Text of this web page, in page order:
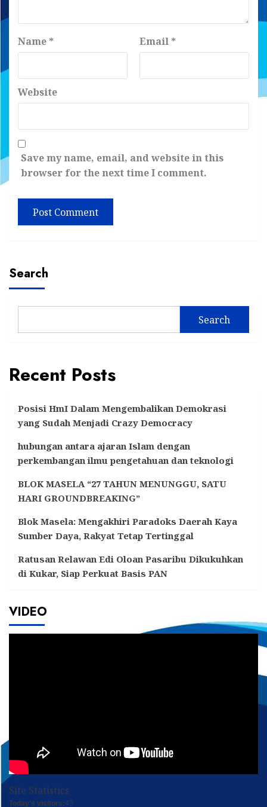
Name * Email *
Website
Save my name, email, and website in this
browser for the next time I comment.
Search
Search
Recent Posts
Posisi HmI Dalam Mengembalikan Demokrasi
yang Sudah Menjadi Crazy Democracy
hubungan antara ajaran Islam dengan
perkembangan ilmu pengetahuan dan teknologi
BLOK MASELA “27 TAHUN MENUNGGU, SATU
HARI GROUNDBREAKING”
Blok Masela: Mengakhiri Paradoks Daerah Kaya
Sumber Daya, Rakyat Tetap Tertinggal
Ratusan Relawan Edi Oloan Pasaribu Dikukuhkan
di Kukar, Siap Perkuat Basis PAN
VIDEO
Site Statistics
Today's visitors:43